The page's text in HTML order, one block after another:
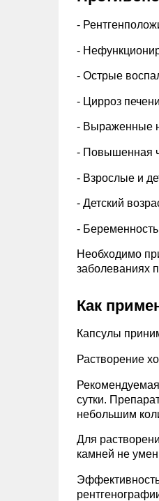
-
-
- Острые
- Цирроз
- Выраженные
- Повышенная
- Взрослые и
- Детский
-
Необходимо
заболеваниях
Как
Капсулы
Растворение
сутки.
небольшим
Для
камней не